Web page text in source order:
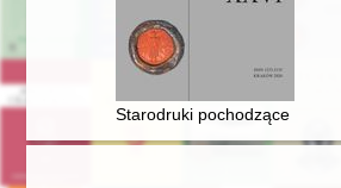
Starodruki pochodzące z